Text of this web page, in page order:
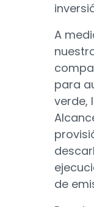
A
para
verde,
de